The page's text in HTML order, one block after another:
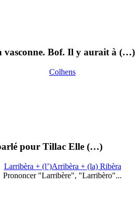
vasconne. Bof. Il y aurait à (…)
Colhens
pour Tillac Elle (…)
Larribèra + (l’)Arribèra + (la) Ribèra
Prononcer "Larribère", "Larribèro"...